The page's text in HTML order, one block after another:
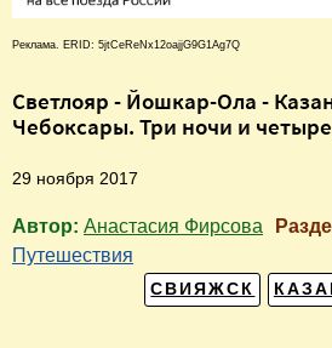
Реклама. ERID: 5jtCeReNx12oajjG9G1Ag7Q
Светлояр - Йошкар-Ола -
Чебоксары. Три ночи и
29 ноября 2017
Автор: Анастасия Фирсова
Путешествия
СВИЯЖСК